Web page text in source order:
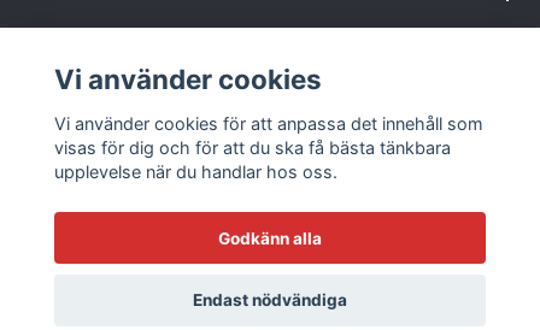
Sociala medier
© 2026 Racetrack by Bilmodecenter - EST 1979
Vi använder cookies
Vi använder cookies för att anpassa det innehåll som
visas för dig och för att du ska få bästa tänkbara
upplevelse när du handlar hos oss.
Godkänn alla
Endast nödvändiga